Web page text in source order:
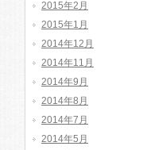
2015年2月
2015年1月
2014年12月
2014年11月
2014年9月
2014年8月
2014年7月
2014年5月